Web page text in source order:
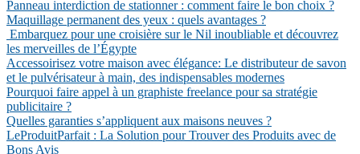
Panneau interdiction de stationner : comment faire le bon choix ?
Maquillage permanent des yeux : quels avantages ?
Embarquez pour une croisière sur le Nil inoubliable et découvrez
les merveilles de l’Égypte
Accessoirisez votre maison avec élégance: Le distributeur de savon
et le pulvérisateur à main, des indispensables modernes
Pourquoi faire appel à un graphiste freelance pour sa stratégie
publicitaire ?
Quelles garanties s’appliquent aux maisons neuves ?
LeProduitParfait : La Solution pour Trouver des Produits avec de
Bons Avis